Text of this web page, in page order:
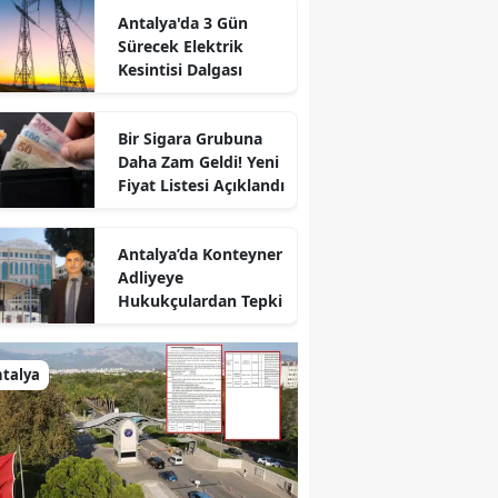
Antalya'da 3 Gün
Sürecek Elektrik
Kesintisi Dalgası
Bir Sigara Grubuna
Daha Zam Geldi! Yeni
Fiyat Listesi Açıklandı
Antalya’da Konteyner
Adliyeye
Hukukçulardan Tepki